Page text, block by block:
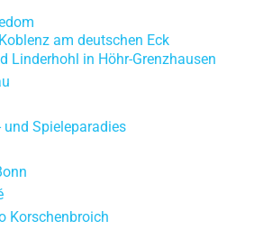
am deutschen Eck
Linderhohl in Höhr-Grenzhausen
und Spieleparadies
Korschenbroich